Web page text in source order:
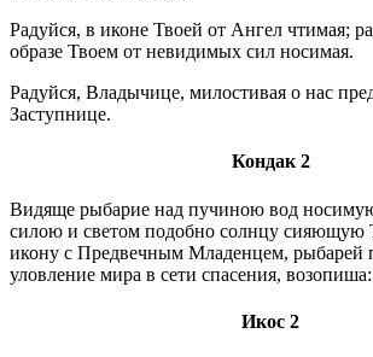
Радуйся, в иконе Твоей от Ангел чтимая;
образе Твоем от невидимых сил носимая.
Радуйся, Владычице, милостивая о нас
Заступнице.
Кондак 2
Видяще рыбарие над пучиною вод
силою и светом подобно солнцу сияющую
икону с Предвечным Младенцем, рыбарей
уловление мира в сети спасения,
Икос 2